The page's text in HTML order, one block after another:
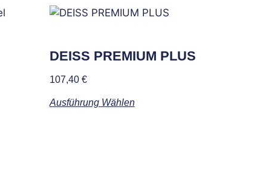
DEISS PREMIUM PLUS
107,40 €
Ausführung Wählen